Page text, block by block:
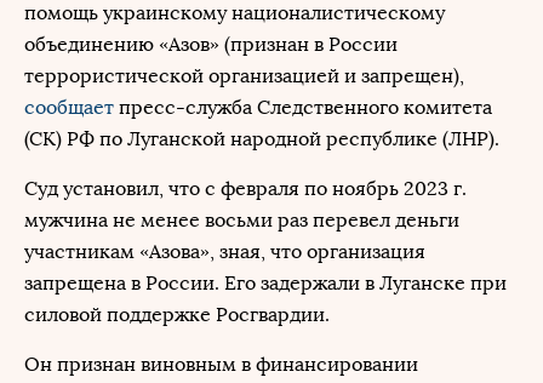
помощь украинскому националистическому
объединению «Азов» (признан в России
террористической организацией и запрещен),
сообщает пресс-служба Следственного комитета
(СК) РФ по Луганской народной республике (ЛНР).
Суд установил, что с февраля по ноябрь 2023 г.
мужчина не менее восьми раз перевел деньги
участникам «Азова», зная, что организация
запрещена в России. Его задержали в Луганске при
силовой поддержке Росгвардии.
Он признан виновным в финансировании